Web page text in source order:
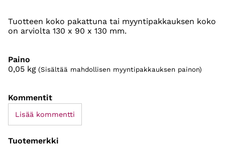
Tuotteen koko pakattuna tai myyntipakkauksen koko
on arviolta 130 x 90 x 130 mm.
Paino
0,05 kg (Sisältää mahdollisen myyntipakkauksen painon)
Kommentit
Lisää kommentti
Tuotemerkki